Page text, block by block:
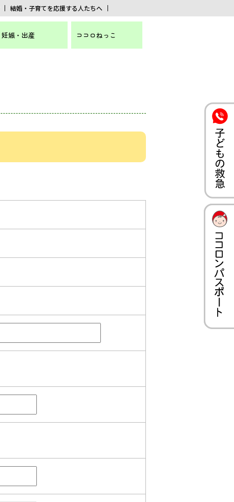
結婚・子育てを応援する人たちへ
妊娠・出産 ココロねっこ